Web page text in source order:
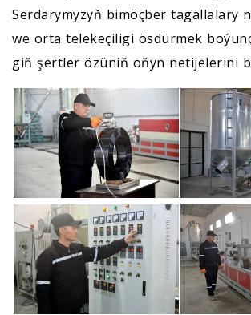
Serdarymyzyň bimöçber tagallalary
we orta telekeçiligi ösdürmek
giň şertler özüniň oňyn netijelerini